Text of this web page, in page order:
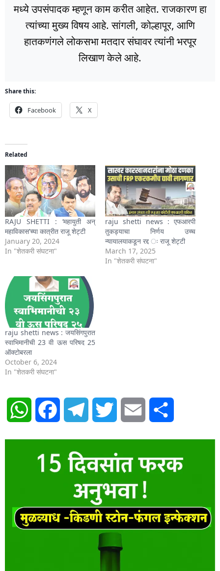
मध्ये उपसंपादक म्हणून काम करीत आहेत. राजकारण हा
त्यांच्या मुख्य विषय आहे. सांगली, कोल्हापूर, आणि
हातकणंगले लोकसभा मतदार संघावर त्यांनी भरपूर
लिखाण केले आहे.
Share this:
Facebook X
Related
RAJU SHETTI : ‘महायुती अन्
महाविकास’च्या कात्रीत राजू शेट्टी
January 20, 2024
In "शेतकरी संघटना"
raju shetti news : एफआरपी
तुकड्याचा निर्णय उच्च
न्यायालयाकडून रद्द ः राजू शेट्टी
March 17, 2025
In "शेतकरी संघटना"
raju shetti news : जयसिंगपुरात
स्वाभिमानीची 23 वी ऊस परिषद 25
ऑक्टोबरला
October 6, 2024
In "शेतकरी संघटना"
WhatsAppFacebook Telegram Twitter Email